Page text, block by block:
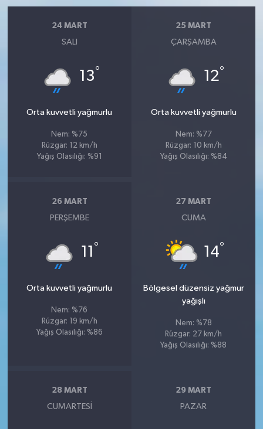
24 MART
SALI
13°
Orta kuvvetli yağmurlu
Nem: %75
Rüzgar: 12 km/h
Yağış Olasılığı: %91
25 MART
ÇARŞAMBA
12°
Orta kuvvetli yağmurlu
Nem: %77
Rüzgar: 10 km/h
Yağış Olasılığı: %84
26 MART
PERŞEMBE
11 °
Orta kuvvetli yağmurlu
Nem: %76
Rüzgar: 19 km/h
Yağış Olasılığı: %86
27 MART
CUMA
14°
Bölgesel düzensiz yağmur
yağışlı
Nem: %78
Rüzgar: 27 km/h
Yağış Olasılığı: %88
28 MART
CUMARTESI
29 MART
PAZAR